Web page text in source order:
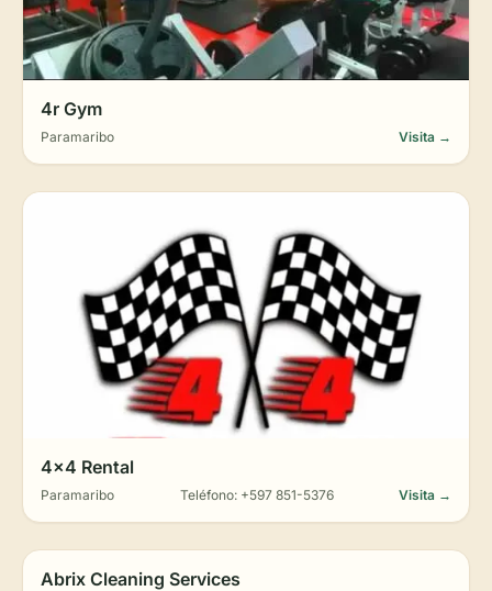
4r Gym
Paramaribo Visita →
4x4 Rental
Paramaribo Teléfono: +597 851-5376 Visita →
Abrix Cleaning Services